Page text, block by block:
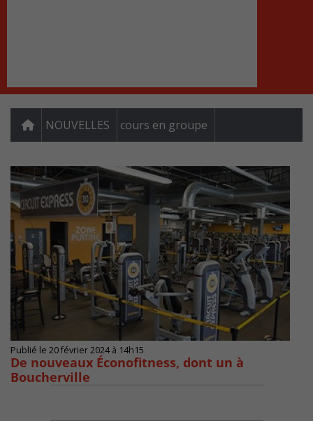
NOUVELLES cours en groupe
Publié le 20 février 2024 à 14h15
De nouveaux Éconofitness, dont un à
Boucherville